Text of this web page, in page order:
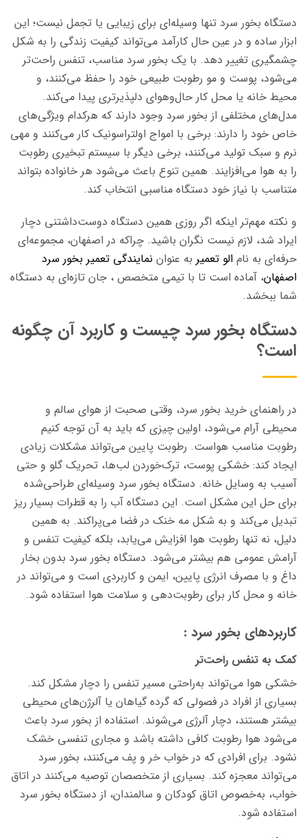
دستگاه بخور سرد تنها وسیله‌ای برای زیبایی یا تجمل نیست؛ این
ابزار ساده و در عین حال کارآمد می‌تواند کیفیت زندگی را به شکل
چشمگیری تغییر دهد. با یک بخور سرد مناسب، تنفس راحت‌تر
می‌شود، پوست و مو رطوبت طبیعی خود را حفظ می‌کنند، و
محیط خانه یا محل کار حال‌وهوای دلپذیرتری پیدا می‌کند.
مدل‌های مختلفی از بخور سرد وجود دارند که هرکدام ویژگی‌های
خاص خود را دارند: برخی با امواج اولتراسونیک کار می‌کنند و مهی
نرم و سبک تولید می‌کنند، برخی دیگر با سیستم تبخیری رطوبت
را به هوا می‌افزایند. همین تنوع باعث می‌شود هر خانواده بتواند
متناسب با نیاز خود دستگاه مناسبی انتخاب کند.
و نکته مهم‌تر اینکه اگر روزی همین دستگاه دوست‌داشتنی دچار
ایراد شد، لازم نیست نگران باشید. چراکه در اصفهان، مجموعه‌ای
حرفه‌ای به نام الو تعمیر به‌ عنوان نمایندگی تعمیر بخور سرد
اصفهان، آماده است تا با تیمی متخصص ، جان تازه‌ای به دستگاه
شما ببخشد.
دستگاه بخور سرد چیست و کاربرد آن چگونه
است؟
در راهنمای خرید بخور سرد، وقتی صحبت از هوای سالم و
محیطی آرام می‌شود، اولین چیزی که باید به آن توجه کنیم
رطوبت مناسب هواست. رطوبت پایین می‌تواند مشکلات زیادی
ایجاد کند: خشکی پوست، ترک‌خوردن لب‌ها، تحریک گلو و حتی
آسیب به وسایل خانه. دستگاه بخور سرد وسیله‌ای طراحی‌شده
برای حل این مشکل است. این دستگاه آب را به قطرات بسیار ریز
تبدیل می‌کند و به شکل مه خنک در فضا می‌پراکند. به همین
دلیل، نه تنها رطوبت هوا افزایش می‌یابد، بلکه کیفیت تنفس و
آرامش عمومی هم بیشتر می‌شود. دستگاه بخور سرد بدون بخار
داغ و با مصرف انرژی پایین، ایمن و کاربردی است و می‌تواند در
خانه و محل کار برای رطوبت‌دهی و سلامت هوا استفاده شود.
کاربردهای بخور سرد :
کمک به تنفس راحت‌تر
خشکی هوا می‌تواند به‌راحتی مسیر تنفس را دچار مشکل کند.
بسیاری از افراد در فصولی که گرده گیاهان یا آلرژن‌های محیطی
بیشتر هستند، دچار آلرژی می‌شوند. استفاده از بخور سرد باعث
می‌شود هوا رطوبت کافی داشته باشد و مجاری تنفسی خشک
نشود. برای افرادی که در خواب خر و پف می‌کنند، بخور سرد
می‌تواند معجزه کند. بسیاری از متخصصان توصیه می‌کنند در اتاق
خواب، به‌خصوص اتاق کودکان و سالمندان، از دستگاه بخور سرد
استفاده شود.